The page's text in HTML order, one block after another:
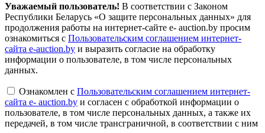
Уважаемый пользователь! В соответствии с Законом
Республики Беларусь «О защите персональных данных» для
продолжения работы на интернет-сайте e- auction.by просим
ознакомиться с Пользовательским соглашением интернет-
сайта e-auction.by и выразить согласие на обработку
информации о пользователе, в том числе персональных
данных.
Ознакомлен с Пользовательским соглашением интернет-
сайта e- auction.by и согласен с обработкой информации о
пользователе, в том числе персональных данных, а также их
передачей, в том числе трансграничной, в соответствии с ним